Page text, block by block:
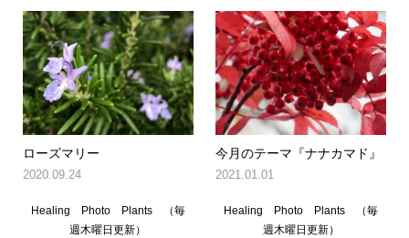
ローズマリー
2020.09.24
今月のテーマ『ナナカマド』
2021.01.01
Healing Photo Plants （毎
週木曜日更新）
Healing Photo Plants （毎
週木曜日更新）